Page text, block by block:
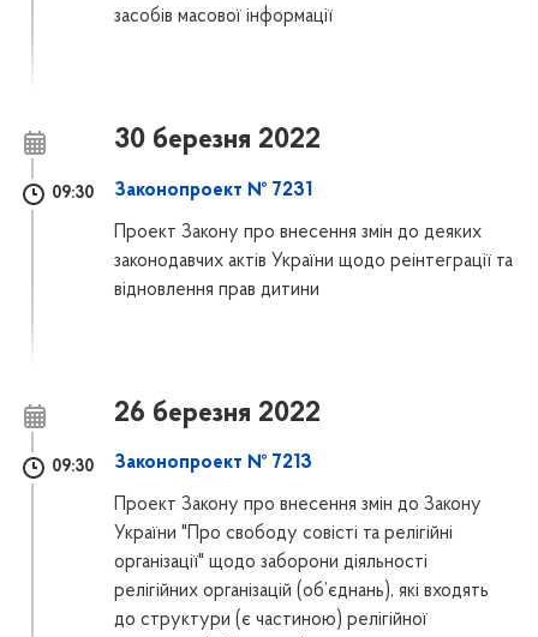
засобів масової інформації
30 березня 2022
09:30 Законопроект № 7231
Проект Закону про внесення змін до деяких
законодавчих актів України щодо реінтеграції та
відновлення прав дитини
26 березня 2022
09:30 Законопроект № 7213
Проект Закону про внесення змін до Закону
України "Про свободу совісті та релігійні
організації" щодо заборони діяльності
релігійних організацій (об’єднань), які входять
до структури (є частиною) релігійної